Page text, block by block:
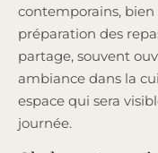
contemporains, bien
préparation des
partage, souvent
ambiance dans la
espace qui sera
journée.